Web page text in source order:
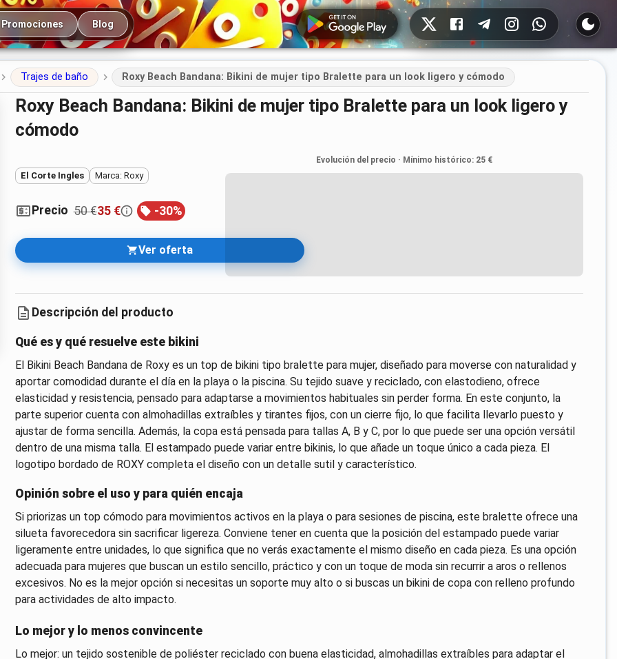
Promociones Blog
Redes sociales
Trajes de baño Roxy Beach Bandana: Bikini de mujer tipo Bralette para un look ligero y cómodo
Roxy Beach Bandana: Bikini de mujer tipo Bralette para un look ligero y
cómodo
El Corte Ingles Marca: Roxy
Precio 50 €35 € -30%
Ver oferta
Evolución del precio · Mínimo histórico: 25 €
Descripción del producto
Qué es y qué resuelve este bikini
El Bikini Beach Bandana de Roxy es un top de bikini tipo bralette para mujer, diseñado para moverse con naturalidad y
aportar comodidad durante el día en la playa o la piscina. Su tejido suave y reciclado, con elastodieno, ofrece
elasticidad y resistencia, pensado para adaptarse a movimientos habituales sin perder forma. En este conjunto, la
parte superior cuenta con almohadillas extraíbles y tirantes fijos, con un cierre fijo, lo que facilita llevarlo puesto y
ajustar de forma sencilla. Además, la copa está pensada para tallas A, B y C, por lo que puede ser una opción versátil
dentro de una misma talla. El estampado puede variar entre bikinis, lo que añade un toque único a cada pieza. El
logotipo bordado de ROXY completa el diseño con un detalle sutil y característico.
Opinión sobre el uso y para quién encaja
Si priorizas un top cómodo para movimientos activos en la playa o para sesiones de piscina, este bralette ofrece una
silueta favorecedora sin sacrificar ligereza. Conviene tener en cuenta que la posición del estampado puede variar
ligeramente entre unidades, lo que significa que no verás exactamente el mismo diseño en cada pieza. Es una opción
adecuada para mujeres que buscan un estilo sencillo, práctico y con un toque de moda sin recurrir a aros o rellenos
excesivos. No es la mejor opción si necesitas un soporte muy alto o si buscas un bikini de copa con relleno profundo
para actividades de alto impacto.
Lo mejor y lo menos convincente
Lo mejor: un tejido sostenible de poliéster reciclado con buena elasticidad, almohadillas extraíbles para adaptar el